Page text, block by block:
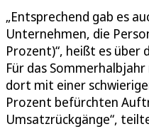
„Entsprechend gab es
Unternehmen, die
Prozent)“, heißt es über
Für das
dort mit einer
Prozent befürchten
Umsatzrückgänge“,